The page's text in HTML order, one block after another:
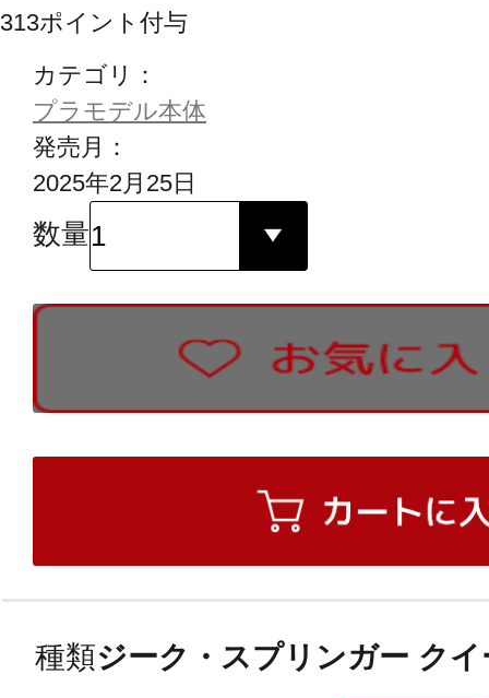
313ポイント付与
カテゴリ：
プラモデル本体
発売月：
2025年2月25日
数量
種類ジーク・スプリンガー ク